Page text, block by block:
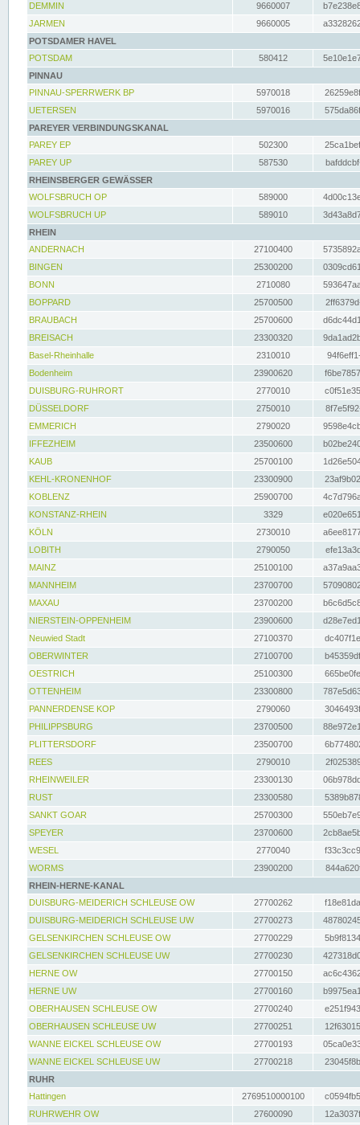
DEMMIN
9660007
JARMEN
9660005
POTSDAMER HAVEL
POTSDAM
580412
PINNAU
PINNAU-SPERRWERK BP
5970018
UETERSEN
5970016
PAREYER VERBINDUNGSKANAL
PAREY EP
502300
PAREY UP
587530
RHEINSBERGER GEWÄSSER
WOLFSBRUCH OP
589000
WOLFSBRUCH UP
589010
RHEIN
ANDERNACH
27100400
BINGEN
25300200
BONN
2710080
BOPPARD
25700500
BRAUBACH
25700600
BREISACH
23300320
Basel-Rheinhalle
2310010
Bodenheim
23900620
DUISBURG-RUHRORT
2770010
DÜSSELDORF
2750010
EMMERICH
2790020
IFFEZHEIM
23500600
KAUB
25700100
KEHL-KRONENHOF
23300900
KOBLENZ
25900700
KONSTANZ-RHEIN
3329
KÖLN
2730010
LOBITH
2790050
MAINZ
25100100
MANNHEIM
23700700
MAXAU
23700200
NIERSTEIN-OPPENHEIM
23900600
Neuwied Stadt
27100370
OBERWINTER
27100700
OESTRICH
25100300
OTTENHEIM
23300800
PANNERDENSE KOP
2790060
PHILIPPSBURG
23700500
PLITTERSDORF
23500700
REES
2790010
RHEINWEILER
23300130
RUST
23300580
SANKT GOAR
25700300
SPEYER
23700600
WESEL
2770040
WORMS
23900200
RHEIN-HERNE-KANAL
DUISBURG-MEIDERICH SCHLEUSE OW
27700262
DUISBURG-MEIDERICH SCHLEUSE UW
27700273
GELSENKIRCHEN SCHLEUSE OW
27700229
GELSENKIRCHEN SCHLEUSE UW
27700230
HERNE OW
27700150
HERNE UW
27700160
OBERHAUSEN SCHLEUSE OW
27700240
OBERHAUSEN SCHLEUSE UW
27700251
WANNE EICKEL SCHLEUSE OW
27700193
WANNE EICKEL SCHLEUSE UW
27700218
RUHR
Hattingen
2769510000100
RUHRWEHR OW
27600090